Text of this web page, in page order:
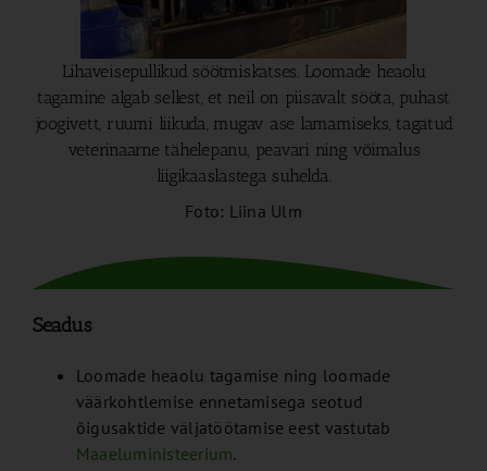
Lihaveisepullikud söötmiskatses. Loomade heaolu
tagamine algab sellest, et neil on piisavalt sööta, puhast
joogivett, ruumi liikuda, mugav ase lamamiseks, tagatud
veterinaarne tähelepanu, peavari ning võimalus
liigikaaslastega suhelda.
Foto: Liina Ulm
Seadus
Loomade heaolu tagamise ning loomade
väärkohtlemise ennetamisega seotud
õigusaktide väljatöötamise eest vastutab
Maaeluministeerium.